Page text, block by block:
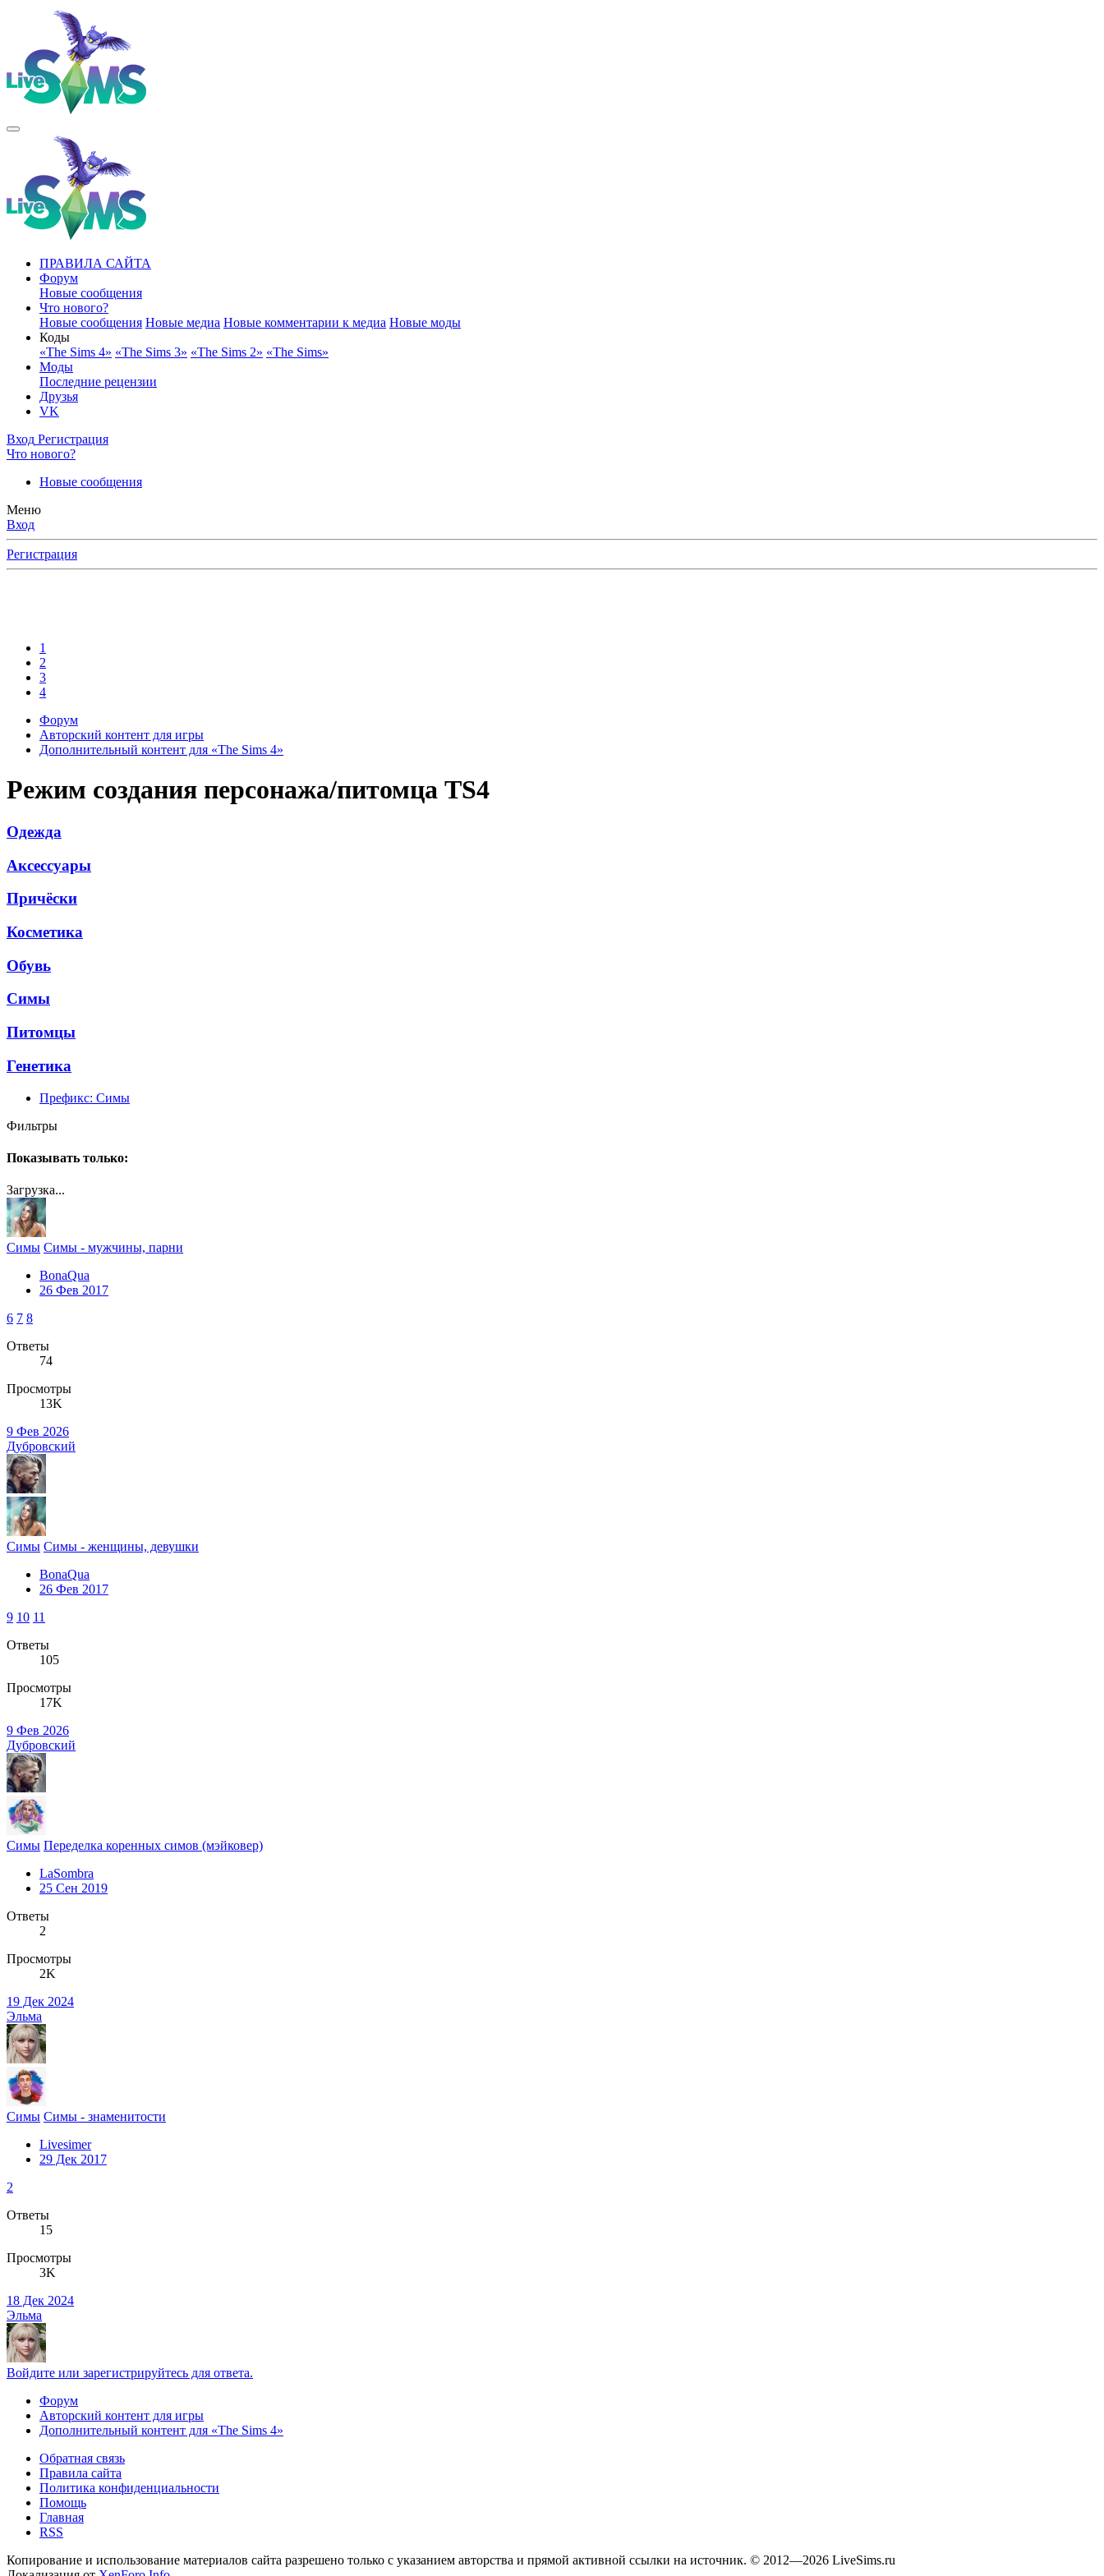
ПРАВИЛА САЙТА
Форум
Новые сообщения
Что нового?
Новые сообщения Новые медиа Новые комментарии к медиа Новые моды
Коды
«The Sims 4» «The Sims 3» «The Sims 2» «The Sims»
Моды
Последние рецензии
Друзья
VK
Вход Регистрация
Что нового?
Новые сообщения
Меню
Вход
Регистрация
1
2
3
4
Форум
Авторский контент для игры
Дополнительный контент для «The Sims 4»
Режим создания персонажа/питомца TS4
Одежда
Аксессуары
Причёски
Косметика
Обувь
Симы
Питомцы
Генетика
Префикс: Симы
Фильтры
Показывать только:
Загрузка...
Симы Симы - мужчины, парни
BonaQua
26 Фев 2017
6 7 8
Ответы
74
Просмотры
13K
9 Фев 2026
Дубровский
Симы Симы - женщины, девушки
BonaQua
26 Фев 2017
9 10 11
Ответы
105
Просмотры
17K
9 Фев 2026
Дубровский
Симы Переделка коренных симов (мэйковер)
LaSombra
25 Сен 2019
Ответы
2
Просмотры
2K
19 Дек 2024
Эльма
Симы Симы - знаменитости
Livesimer
29 Дек 2017
2
Ответы
15
Просмотры
3K
18 Дек 2024
Эльма
Войдите или зарегистрируйтесь для ответа.
Форум
Авторский контент для игры
Дополнительный контент для «The Sims 4»
Обратная связь
Правила сайта
Политика конфиденциальности
Помощь
Главная
RSS
Копирование и использование материалов сайта разрешено только с указанием авторства и прямой активной ссылки на источник. © 2012—2026 LiveSims.ru